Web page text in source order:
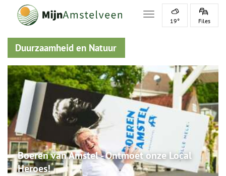
Toggle navigation
19° Files
Duurzaamheid en Natuur
Boeren van Amstel - Ontmoet onze Local
Heroes!